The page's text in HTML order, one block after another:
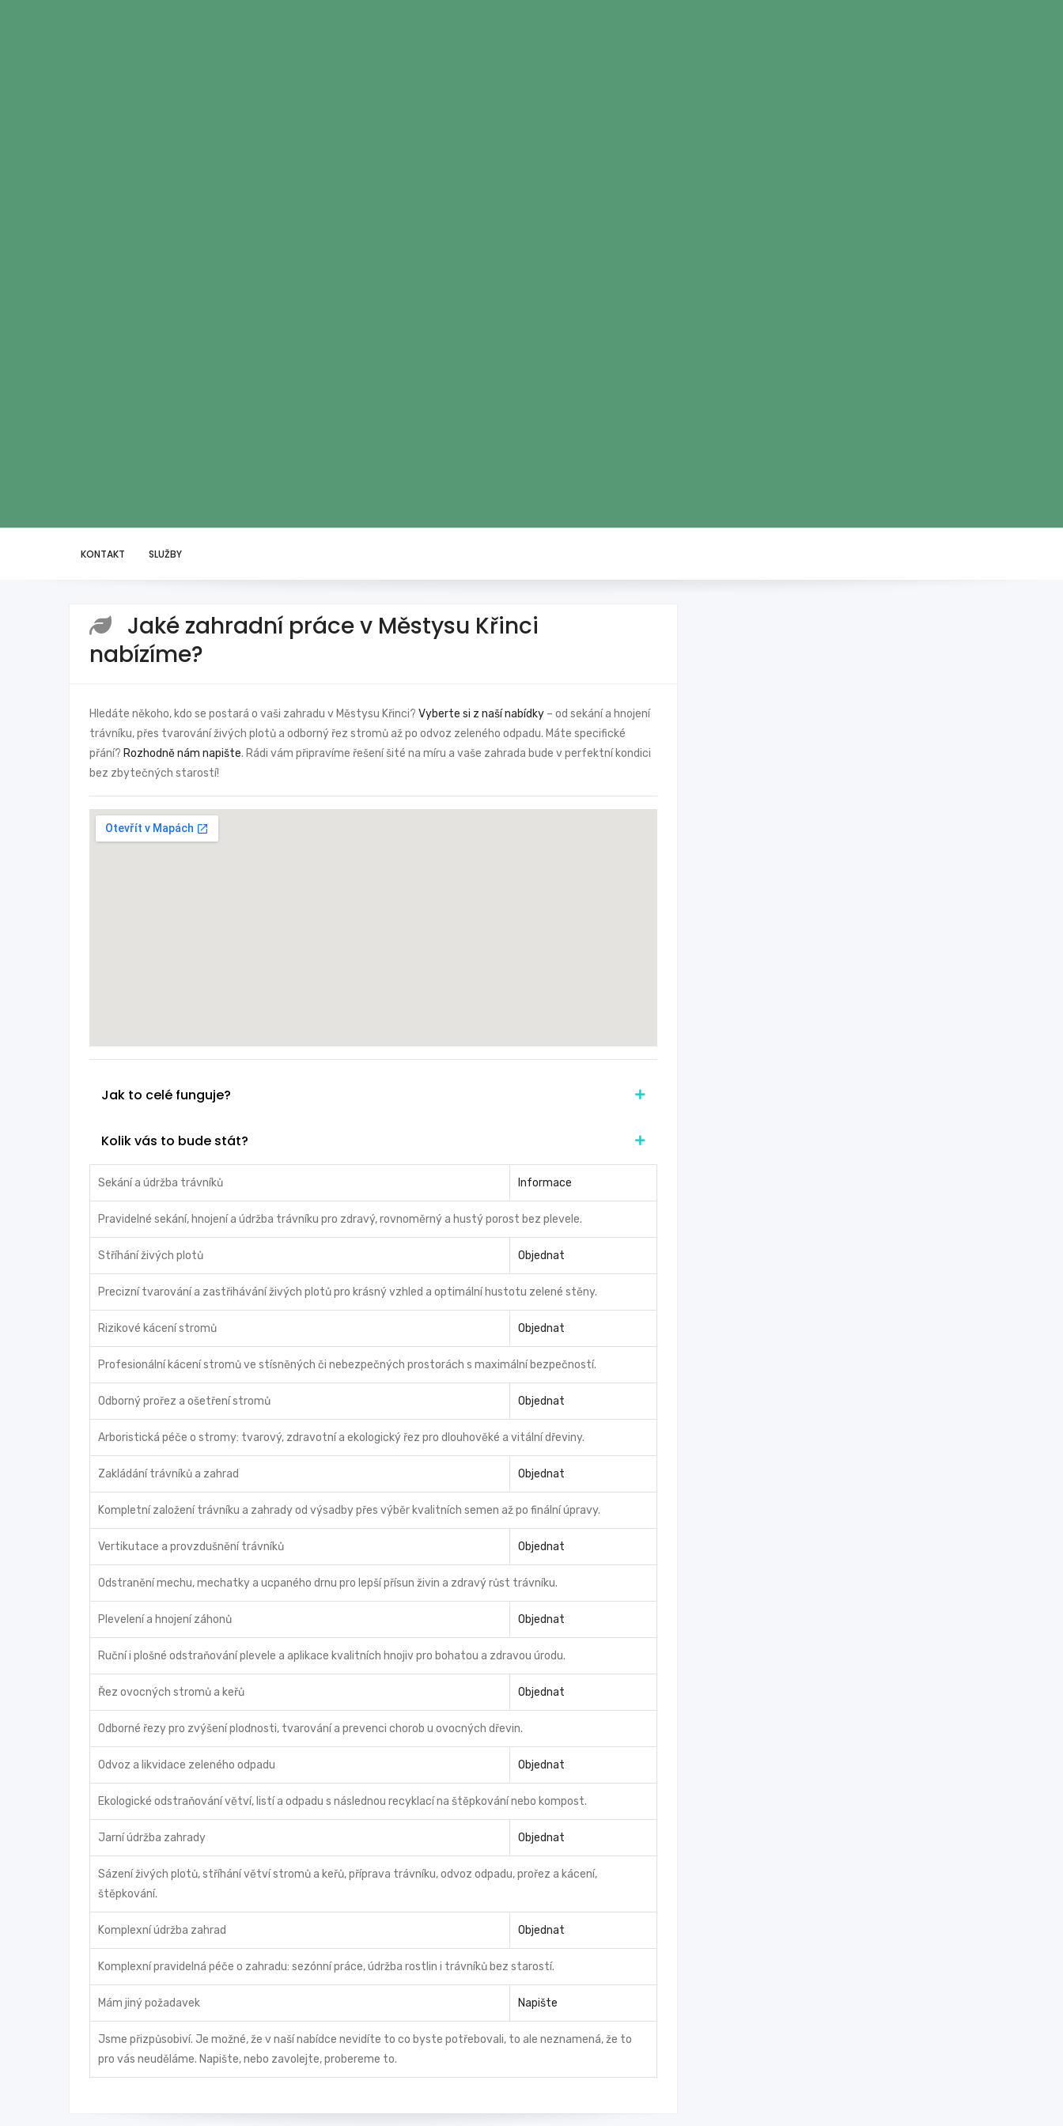
KONTAKT SLUŽBY
Jaké zahradní práce v Městysu Křinci
nabízíme?
Hledáte někoho, kdo se postará o vaši zahradu v Městysu Křinci? Vyberte si z naší nabídky – od sekání a hnojení
trávníku, přes tvarování živých plotů a odborný řez stromů až po odvoz zeleného odpadu. Máte specifické
přání? Rozhodně nám napište. Rádi vám připravíme řešení šité na míru a vaše zahrada bude v perfektní kondici
bez zbytečných starostí!
Jak to celé funguje?
Kolik vás to bude stát?
Sekání a údržba trávníků Informace
Pravidelné sekání, hnojení a údržba trávníku pro zdravý, rovnoměrný a hustý porost bez plevele.
Stříhání živých plotů Objednat
Precizní tvarování a zastřihávání živých plotů pro krásný vzhled a optimální hustotu zelené stěny.
Rizikové kácení stromů Objednat
Profesionální kácení stromů ve stísněných či nebezpečných prostorách s maximální bezpečností.
Odborný prořez a ošetření stromů Objednat
Arboristická péče o stromy: tvarový, zdravotní a ekologický řez pro dlouhověké a vitální dřeviny.
Zakládání trávníků a zahrad Objednat
Kompletní založení trávníku a zahrady od výsadby přes výběr kvalitních semen až po finální úpravy.
Vertikutace a provzdušnění trávníků Objednat
Odstranění mechu, mechatky a ucpaného drnu pro lepší přísun živin a zdravý růst trávníku.
Plevelení a hnojení záhonů Objednat
Ruční i plošné odstraňování plevele a aplikace kvalitních hnojiv pro bohatou a zdravou úrodu.
Řez ovocných stromů a keřů Objednat
Odborné řezy pro zvýšení plodnosti, tvarování a prevenci chorob u ovocných dřevin.
Odvoz a likvidace zeleného odpadu Objednat
Ekologické odstraňování větví, listí a odpadu s následnou recyklací na štěpkování nebo kompost.
Jarní údržba zahrady Objednat
Sázení živých plotů, stříhání větví stromů a keřů, příprava trávníku, odvoz odpadu, prořez a kácení,
štěpkování.
Komplexní údržba zahrad Objednat
Komplexní pravidelná péče o zahradu: sezónní práce, údržba rostlin i trávníků bez starostí.
Mám jiný požadavek Napište
Jsme přizpůsobiví. Je možné, že v naší nabídce nevidíte to co byste potřebovali, to ale neznamená, že to
pro vás neuděláme. Napište, nebo zavolejte, probereme to.